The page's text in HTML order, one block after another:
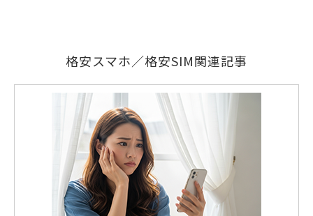
格安スマホ／格安SIM関連記事